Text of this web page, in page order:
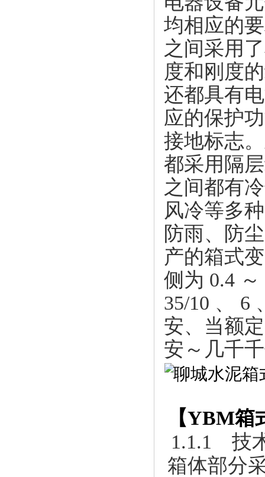
均相应的
之间采用
度和刚度
还都具有
应的保护
接地标志
都采用隔
之间都有
风冷等多
防雨、防
产的箱式
侧为 0.4
35/10 、 6
安、当额
安～几千
【YBM箱
1.1.1 技
箱体部分